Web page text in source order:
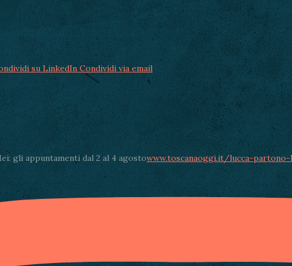
su LinkedIn Condividi via email
gli appuntamenti dal 2 al 4 agostowww.toscanaoggi.it/lucca-